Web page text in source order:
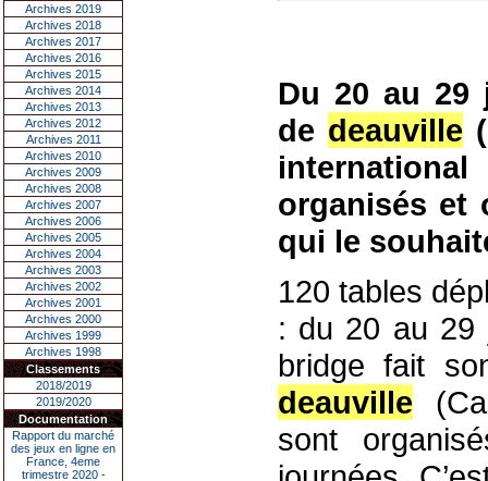
Archives 2019
Archives 2018
Archives 2017
Archives 2016
Archives 2015
Archives 2014
Archives 2013
Archives 2012
Archives 2011
Archives 2010
Archives 2009
Archives 2008
Archives 2007
Archives 2006
Archives 2005
Archives 2004
Archives 2003
Archives 2002
Archives 2001
Archives 2000
Archives 1999
Archives 1998
Classements
2018/2019
2019/2020
Documentation
Rapport du marché
des jeux en ligne en
France, 4eme
trimestre 2020 -
Du 20 au 29
de deauville
organisés et
qui le
120 tables
: du 20 au 29
bridge fait
deauville
sont